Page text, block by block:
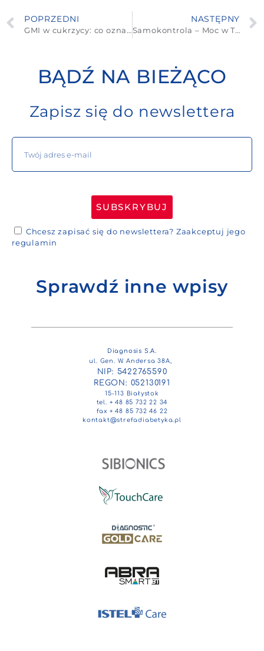
POPRZEDNI
GMI w cukrzycy: co oznacza ten wskaźnik?
NASTĘPNY
Samokontrola – Moc w Twoich rękach
BĄDŹ NA BIEŻĄCO
Zapisz się do newslettera
Chcesz zapisać się do newslettera? Zaakceptuj jego
regulamin
SUBSKRYBUJ
Sprawdź inne wpisy
Diagnosis S.A.
ul. Gen. W. Andersa 38A,
NIP: 5422765590
REGON: 052130191
15-113 Białystok
tel. + 48 85 732 22 34
fax + 48 85 732 46 22
kontakt@strefadiabetyka.pl